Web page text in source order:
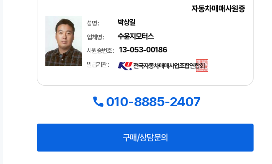
자동차매매사원증
성명 : 박상길
업체명 : 수윤지모터스
사원증번호 : 13-053-00186
발급기관 :
010-8885-2407
구매/상담문의